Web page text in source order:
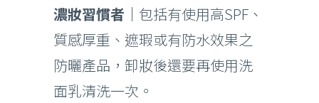
濃妝習慣者｜ 包括有使用高SPF、
質感厚重、遮瑕或有防水效果之
防曬產品，卸妝後還要再使用洗
面乳清洗一次。